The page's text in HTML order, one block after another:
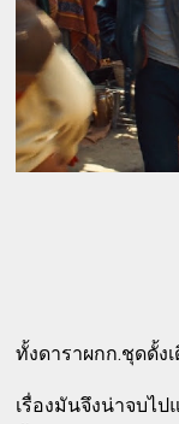
ทั้งดาราผกก.ชุดดั้ง
เรื่องมันจึงน่าจบไป